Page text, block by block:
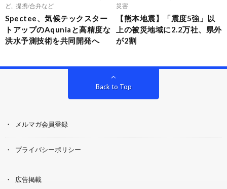
ど
提携/合弁など
Spectee、気候テックスター
トアップのAquniaと高精度な
洪水予測技術を共同開発へ
災害
【熊本地震】「震度5強」以
上の被災地域に2.2万社、県外
が2割
Back to Top
メルマガ会員登録
プライバシーポリシー
広告掲載